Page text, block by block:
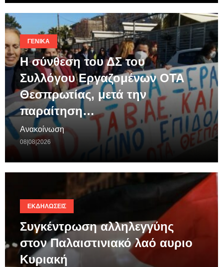
ΓΕΝΙΚΆ
Η σύνθεση του ΔΣ του
Συλλόγου Εργαζομένων ΟΤΑ
Θεσπρωτίας, μετά την
παραίτηση…
Ανακοίνωση
08|08|2026
ΕΚΔΗΛΏΣΕΙΣ
Συγκέντρωση αλληλεγγύης
στον Παλαιστινιακό λαό αυριο
Κυριακή